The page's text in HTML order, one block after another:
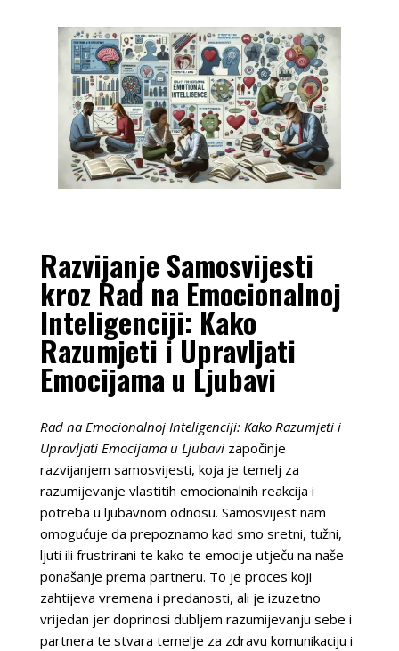
Razvijanje Samosvijesti
kroz Rad na Emocionalnoj
Inteligenciji: Kako
Razumjeti i Upravljati
Emocijama u Ljubavi
Rad na Emocionalnoj Inteligenciji: Kako Razumjeti i
Upravljati Emocijama u Ljubavizapočinje
razvijanjem samosvijesti, koja je temelj za
razumijevanje vlastitih emocionalnih reakcija i
potreba u ljubavnom odnosu. Samosvijest nam
omogućuje da prepoznamo kad smo sretni, tužni,
ljuti ili frustrirani te kako te emocije utječu na naše
ponašanje prema partneru. To je proces koji
zahtijeva vremena i predanosti, ali je izuzetno
vrijedan jer doprinosi dubljem razumijevanju sebe i
partnera te stvara temelje za zdravu komunikaciju i